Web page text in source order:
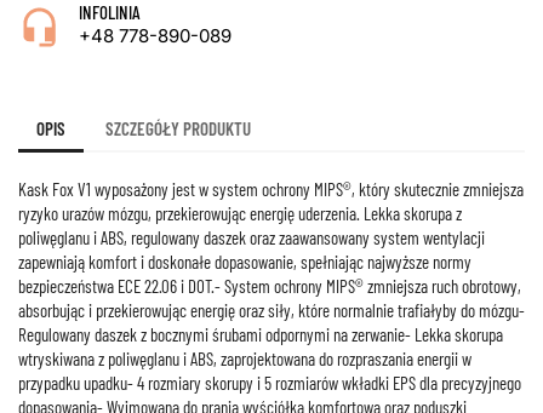
INFOLINIA
+48 778-890-089
OPIS SZCZEGÓŁY PRODUKTU
Kask Fox V1 wyposażony jest w system ochrony MIPS®, który skutecznie zmniejsza
ryzyko urazów mózgu, przekierowując energię uderzenia. Lekka skorupa z
poliwęglanu i ABS, regulowany daszek oraz zaawansowany system wentylacji
zapewniają komfort i doskonałe dopasowanie, spełniając najwyższe normy
bezpieczeństwa ECE 22.06 i DOT.- System ochrony MIPS® zmniejsza ruch obrotowy,
absorbując i przekierowując energię oraz siły, które normalnie trafiałyby do mózgu-
Regulowany daszek z bocznymi śrubami odpornymi na zerwanie- Lekka skorupa
wtryskiwana z poliwęglanu i ABS, zaprojektowana do rozpraszania energii w
przypadku upadku- 4 rozmiary skorupy i 5 rozmiarów wkładki EPS dla precyzyjnego
dopasowania- Wyjmowana do prania wyściółka komfortowa oraz poduszki